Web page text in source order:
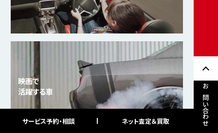
お問い合わせ
映画で
活躍する車
サービス予約・相談 ネット査定＆買取